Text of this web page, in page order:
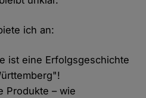
ich an:
ist eine Erfolgsgeschichte
Produkte – wie